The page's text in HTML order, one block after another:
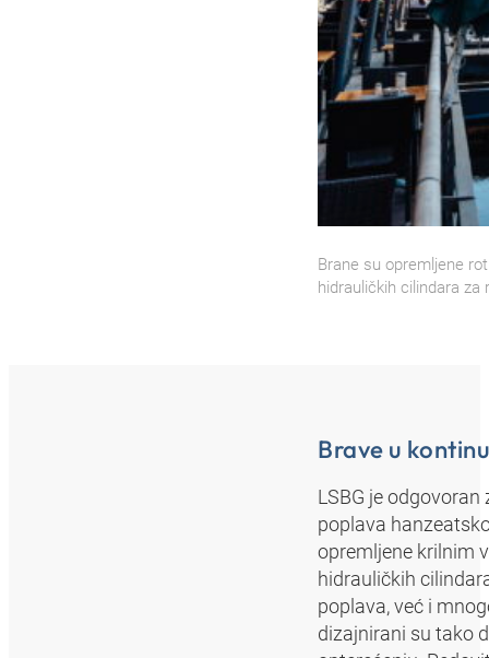
Brane su opremljene
hidrauličkih cilindara za
Brave u
LSBG je
poplava
opremljene krilnim
hidrauličkih
poplava, već i
dizajnirani su tako